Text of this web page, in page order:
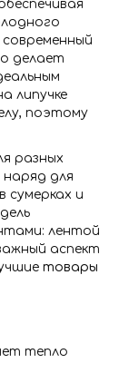
делает
липучке
поэтому
разных
для
сумерках и
лентой
аспект
товары
тепло